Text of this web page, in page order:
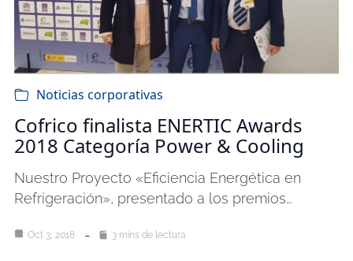
Noticias corporativas
Cofrico finalista ENERTIC Awards
2018 Categoría Power & Cooling
Nuestro Proyecto «Eficiencia Energética en
Refrigeración», presentado a los premios…
Oct 3, 2018 3 mins de lectura